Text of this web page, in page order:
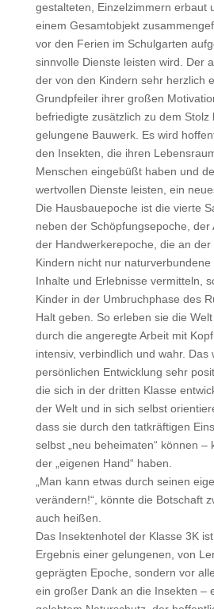
gestalteten, Einzelzimmern erbaut
einem Gesamtobjekt
vor den Ferien im Schulgarten
sinnvolle Dienste leisten wird. Der
der von den Kindern sehr herzlich
Grundpfeiler ihrer großen
befriedigte zusätzlich zu dem Stolz
gelungene Bauwerk. Es wird
den Insekten, die ihren
Menschen eingebüßt haben und
wertvollen Dienste leisten, ein
Die Hausbauepoche ist die vierte
neben der Schöpfungsepoche, der
der Handwerkerepoche, die an der
Kindern nicht nur
Inhalte und Erlebnisse vermitteln,
Kinder in der Umbruchphase des
Halt geben. So erleben sie die
durch die angeregte Arbeit mit
intensiv, verbindlich und wahr. Das
persönlichen Entwicklung sehr
die sich in der dritten Klasse
der Welt und in sich selbst
dass sie durch den tatkräftigen
selbst „neu beheimaten“ können –
der „eigenen Hand“ haben.
„Man kann etwas durch seinen
verändern!“, könnte die Botschaft
auch heißen.
Das Insektenhotel der Klasse 3K
Ergebnis einer gelungenen, von
geprägten Epoche, sondern vor
ein großer Dank an die Insekten –